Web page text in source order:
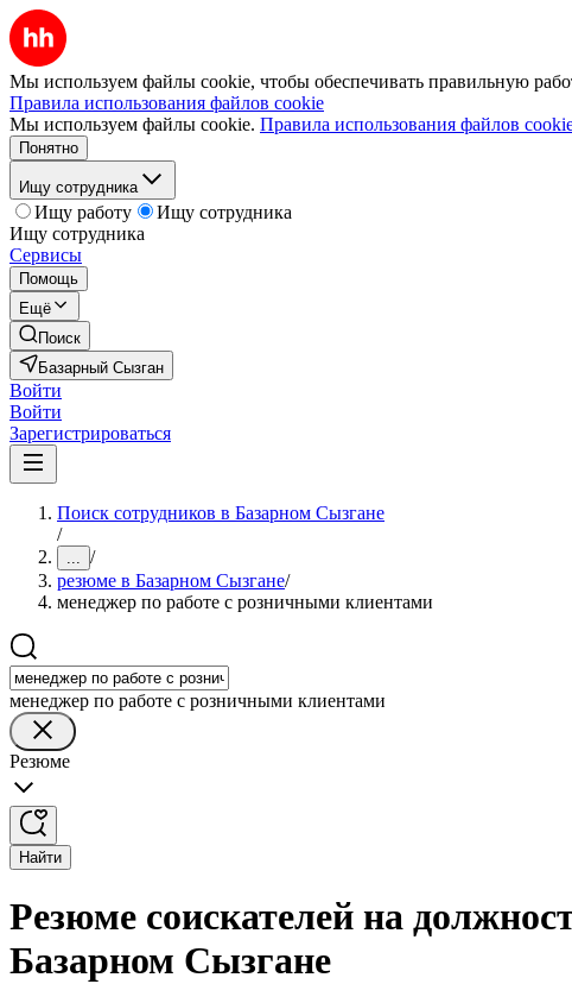
Мы используем файлы cookie, чтобы обеспечивать правильную
Правила использования файлов cookie
Мы используем файлы cookie. Правила использования файлов
Понятно
Ищу сотрудника
Ищу работу
Ищу сотрудника
Ищу сотрудника
Сервисы
Помощь
Ещё
Поиск
Базарный Сызган
Войти
Войти
Зарегистрироваться
Поиск сотрудников в Базарном Сызгане
/
... /
резюме в Базарном Сызгане/
менеджер по работе с розничными клиентами
менеджер по работе с розничными клиентами
Резюме
Найти
Резюме соискателей на
Базарном Сызгане